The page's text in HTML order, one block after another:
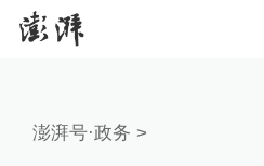
澎湃号·政务 >